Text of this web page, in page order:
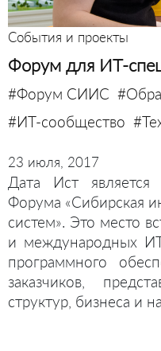
События и проекты
Форум для ИТ-
#Форум СИИС
#ИТ-сообщество
23 июля, 2017
Дата Ист является
Форума «Сибирская
систем». Это место
и международных
программного
заказчиков,
структур, бизнеса и